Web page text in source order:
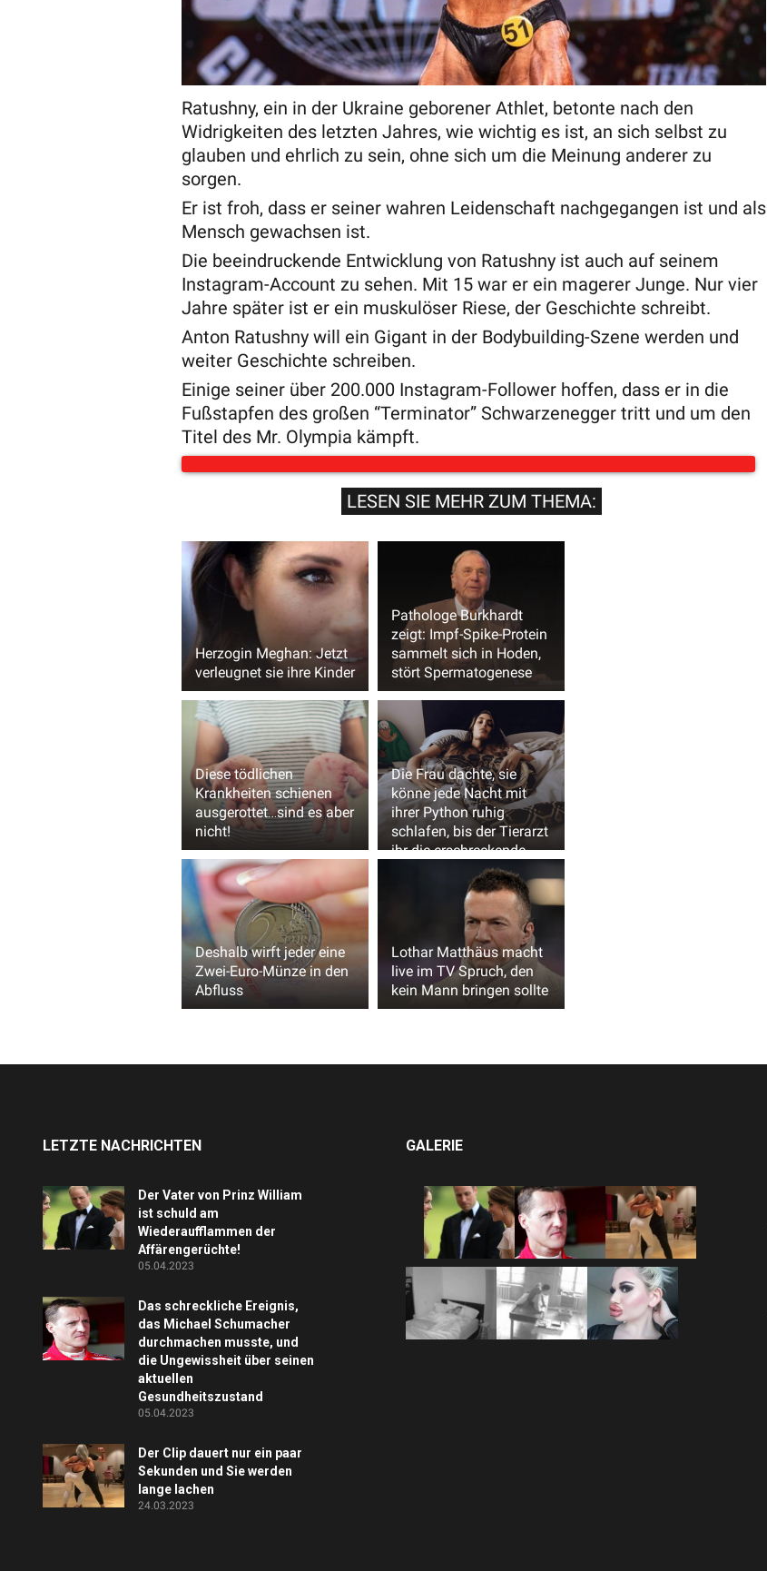
Ratushny, ein in der Ukraine geborener Athlet, betonte nach den
Widrigkeiten des letzten Jahres, wie wichtig es ist, an sich selbst zu
glauben und ehrlich zu sein, ohne sich um die Meinung anderer zu
sorgen.
Er ist froh, dass er seiner wahren Leidenschaft nachgegangen ist und als
Mensch gewachsen ist.
Die beeindruckende Entwicklung von Ratushny ist auch auf seinem
Instagram-Account zu sehen. Mit 15 war er ein magerer Junge. Nur vier
Jahre später ist er ein muskulöser Riese, der Geschichte schreibt.
Anton Ratushny will ein Gigant in der Bodybuilding-Szene werden und
weiter Geschichte schreiben.
Einige seiner über 200.000 Instagram-Follower hoffen, dass er in die
Fußstapfen des großen “Terminator” Schwarzenegger tritt und um den
Titel des Mr. Olympia kämpft.
LESEN SIE MEHR ZUM THEMA:
Herzogin Meghan: Jetzt
verleugnet sie ihre Kinder
Pathologe Burkhardt
zeigt: Impf-Spike-Protein
sammelt sich in Hoden,
stört Spermatogenese
Diese tödlichen
Krankheiten schienen
ausgerottet…sind es aber
nicht!
Die Frau dachte, sie
könne jede Nacht mit
ihrer Python ruhig
schlafen, bis der Tierarzt
ihr die erschreckende
Wahrheit zeigte
Deshalb wirft jeder eine
Zwei-Euro-Münze in den
Abfluss
Lothar Matthäus macht
live im TV Spruch, den
kein Mann bringen sollte
LETZTE NACHRICHTEN
Der Vater von Prinz William
ist schuld am
Wiederaufflammen der
Affärengerüchte!
05.04.2023
Das schreckliche Ereignis,
das Michael Schumacher
durchmachen musste, und
die Ungewissheit über seinen
aktuellen
Gesundheitszustand
05.04.2023
Der Clip dauert nur ein paar
Sekunden und Sie werden
lange lachen
24.03.2023
GALERIE